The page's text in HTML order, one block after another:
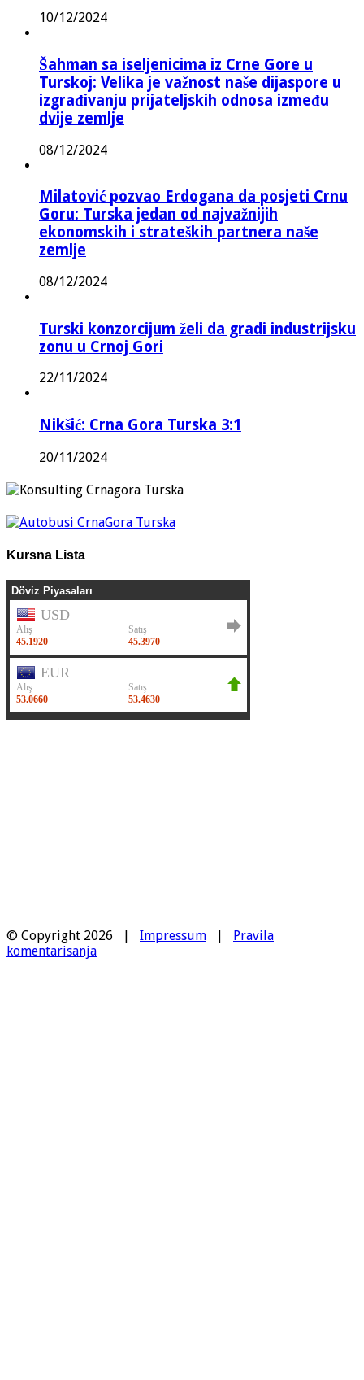
10/12/2024
Šahman sa iseljenicima iz Crne Gore u
Turskoj: Velika je važnost naše dijaspore u
izgrađivanju prijateljskih odnosa između
dvije zemlje
08/12/2024
Milatović pozvao Erdogana da posjeti Crnu
Goru: Turska jedan od najvažnijih
ekonomskih i strateških partnera naše
zemlje
08/12/2024
Turski konzorcijum želi da gradi industrijsku
zonu u Crnoj Gori
22/11/2024
Nikšić: Crna Gora Turska 3:1
20/11/2024
Kursna Lista
© Copyright 2026 | Impressum
Pravila
komentarisanja